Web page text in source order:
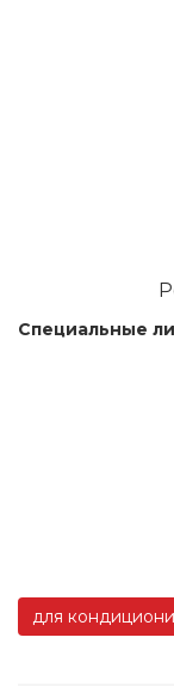
Специальные
для